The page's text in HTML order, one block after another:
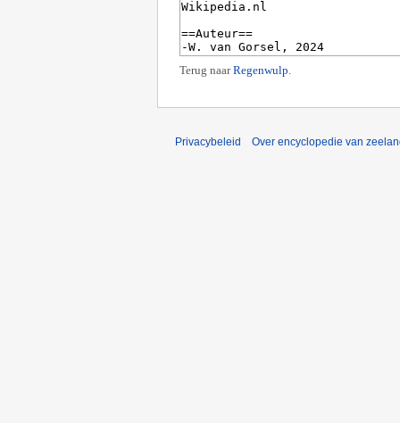
Terug naarRegenwulp.
Privacybeleid Over encyclopedie van